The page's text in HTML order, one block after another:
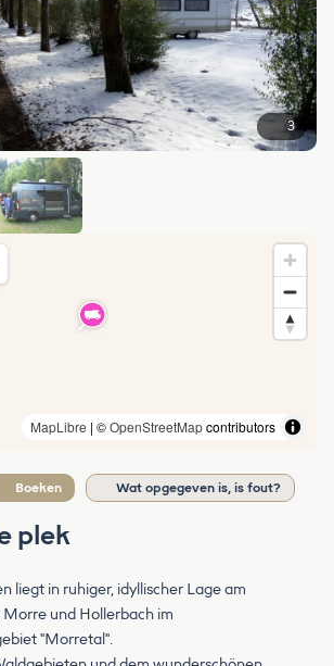
3
MapLibre | ©OpenStreetMapcontributors
Boeken Wat opgegeven is, is fout?
plek
liegt in ruhiger, idyllischer Lage am
und Hollerbach im
"Morretal".